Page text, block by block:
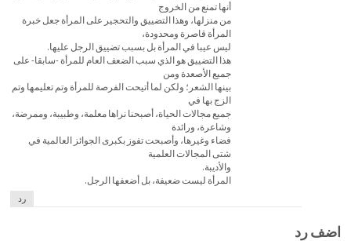
أنها تمنع من الخروج
من منزلها، وهذا التضييق والتحجير على المرأة جعل خبرة
المرأة قاصرة ومحدودة،
ليس عيبا في المرأة بل بسبب تضييق الرجل عليها.
هذا التضييق هو الذي سبب الضعف العام للمرأة -سابقا- على
جميع الأصعدة ومن
بينها الشعر؛ ولكن لما أتيحت الفرصة للمرأة وتم تعليمها وتم
الزج بها في
جميع مجالات الحياة، أصبحنا نراها معلمة، وطبيبة، وممرضة،
وشاعرة، ورائدة
فضاء وغيرها، وأصبحت تفوز بكبرى الجوائز العالمية في
شتى المجالات العلمية
والأديبة.
المرأة ليست ضعيفة، بل أضعفها الرجل.
رد
اضف رد